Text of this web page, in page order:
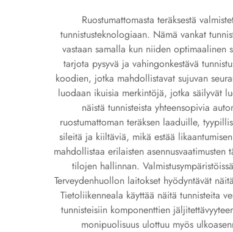
Ruostumattomasta teräksestä
tunnistusteknologiaan. Nämä vankat
vastaan samalla kun niiden optimaalinen
tarjota pysyvä ja vahingonkestävä
koodien, jotka mahdollistavat sujuvan
luodaan ikuisia merkintöjä, jotka säilyvät
näistä tunnisteista yhteensopivia
ruostumattoman teräksen laaduille,
sileitä ja kiiltäviä, mikä estää
mahdollistaa erilaisten
tilojen hallinnan.
Terveydenhuollon laitokset hyödyntävät
Tietoliikenneala käyttää näitä tunnisteita
tunnisteisiin komponenttien
monipuolisuus ulottuu myös